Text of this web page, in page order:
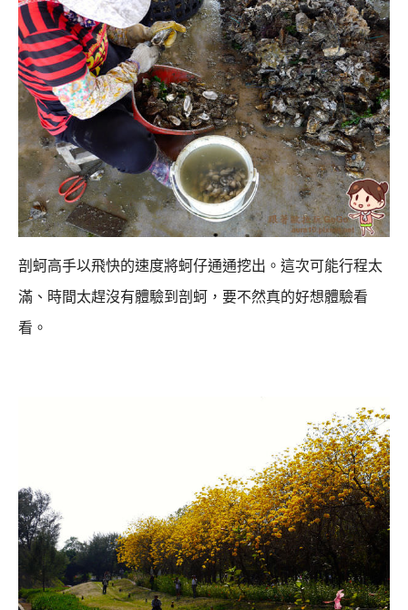
剖蚵高手以飛快的速度將蚵仔通通挖出。 這次可能行程太
滿、時間太趕沒有體驗到剖蚵，要不然真的好想體驗看
看。